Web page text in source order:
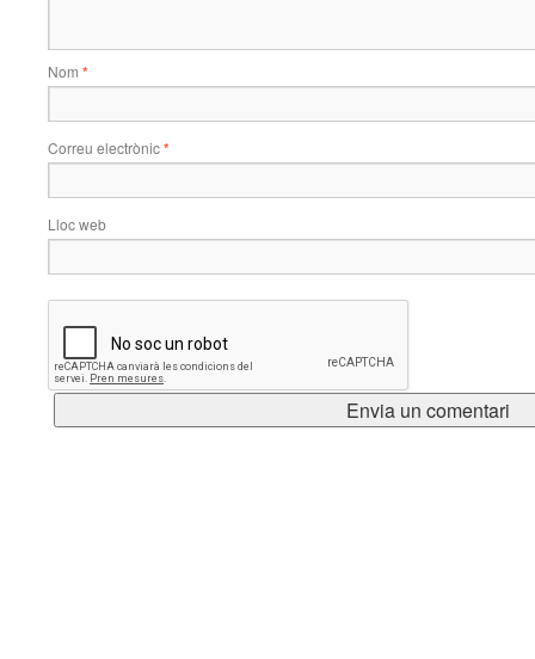
Nom *
Correu electrònic*
Lloc web